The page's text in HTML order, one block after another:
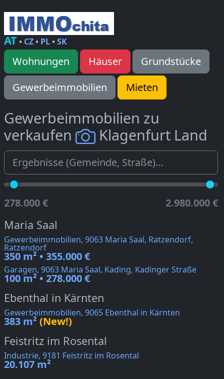
AT• CZ• PL•SK
Wohnungen Häuser
Grundstücke
Gewerbeimmobilien
Mieten
Gewerbeimmobilien zu
verkaufen
Klagenfurt Land
278.000 € 2.980.000 €
Maria Saal
Gewerbeimmobilien, 9063 Maria Saal, Ratzendorf,
Ratzendorf
350 m² • 355.000 €
Garagen, 9063 Maria Saal, Kading, Kadinger Straße
100 m² • 278.000 €
Ebenthal in Kärnten
Gewerbeimmobilien, 9065 Ebenthal in Kärnten
383 m² (New!)
Feistritz im Rosental
Industrie, 9181 Feistritz im Rosental
20.107 m²